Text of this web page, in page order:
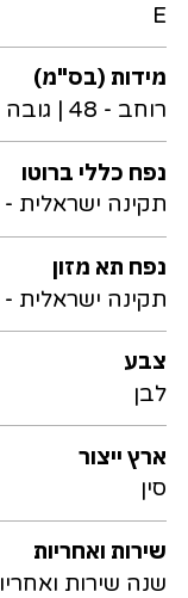
E
מידות (בס"מ)
רוחב - 48 | גובה - 85 | עומק - 45
נפח כללי ברוטו
תקינה ישראלית - 97 ליטר
נפח תא מזון
תקינה ישראלית - 94 ליטר
צבע
לבן
ארץ ייצור
סין
שירות ואחריות
שנה שירות